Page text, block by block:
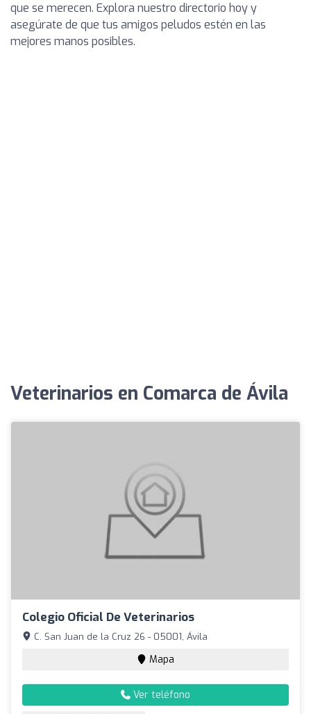
que se merecen. Explora nuestro directorio hoy y
asegúrate de que tus amigos peludos estén en las
mejores manos posibles.
Veterinarios en Comarca de Ávila
Colegio Oficial De Veterinarios
C. San Juan de la Cruz 26 - 05001, Ávila
Mapa
Ver teléfono